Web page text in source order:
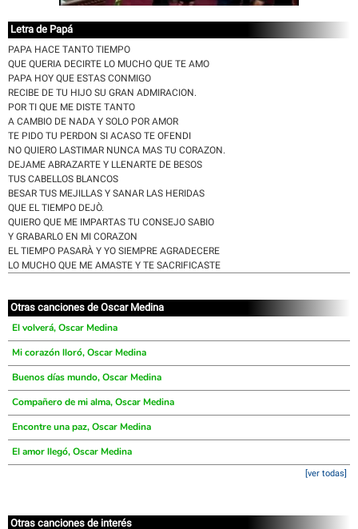
Letra de Papá
PAPA HACE TANTO TIEMPO
QUE QUERIA DECIRTE LO MUCHO QUE TE AMO
PAPA HOY QUE ESTAS CONMIGO
RECIBE DE TU HIJO SU GRAN ADMIRACION.
POR TI QUE ME DISTE TANTO
A CAMBIO DE NADA Y SOLO POR AMOR
TE PIDO TU PERDON SI ACASO TE OFENDI
NO QUIERO LASTIMAR NUNCA MAS TU CORAZON.
DEJAME ABRAZARTE Y LLENARTE DE BESOS
TUS CABELLOS BLANCOS
BESAR TUS MEJILLAS Y SANAR LAS HERIDAS
QUE EL TIEMPO DEJÒ.
QUIERO QUE ME IMPARTAS TU CONSEJO SABIO
Y GRABARLO EN MI CORAZON
EL TIEMPO PASARÀ Y YO SIEMPRE AGRADECERE
LO MUCHO QUE ME AMASTE Y TE SACRIFICASTE
Otras canciones de Oscar Medina
El volverá, Oscar Medina
Mi corazón lloró, Oscar Medina
Buenos días mundo, Oscar Medina
Compañero de mi alma, Oscar Medina
Encontre una paz, Oscar Medina
El amor llegó, Oscar Medina
[ver todas]
Otras canciones de interés